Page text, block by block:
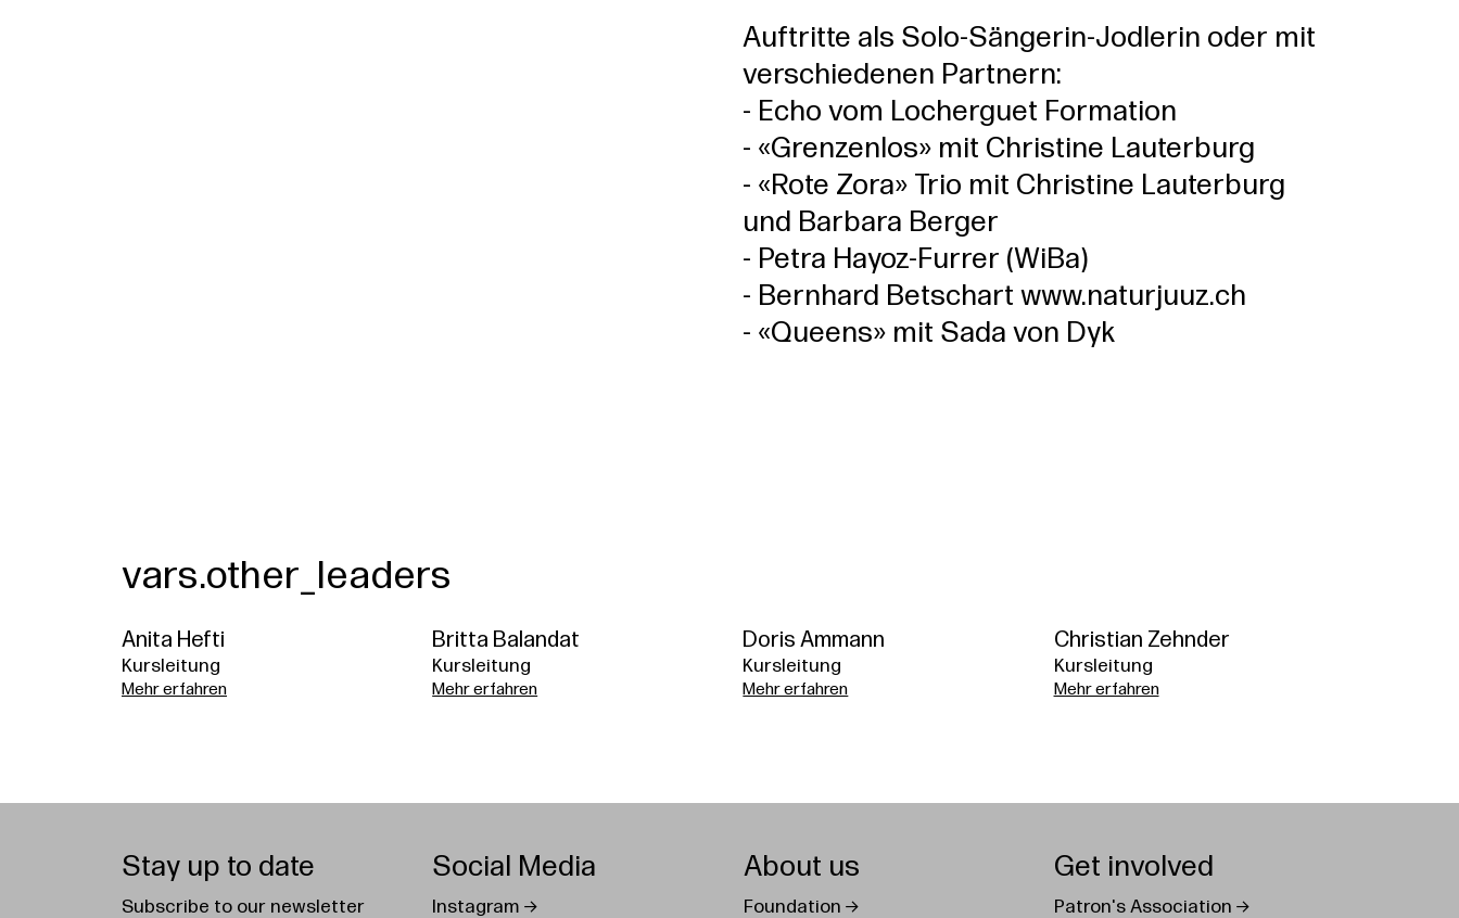
Auftritte als Solo-Sängerin-Jodlerin oder mit
verschiedenen Partnern:
- Echo vom Locherguet Formation
- «Grenzenlos» mit Christine Lauterburg
- «Rote Zora» Trio mit Christine Lauterburg
und Barbara Berger
- Petra Hayoz-Furrer (WiBa)
- Bernhard Betschart www.naturjuuz.ch
- «Queens» mit Sada von Dyk
vars.other_leaders
Anita Hefti
Kursleitung
Mehr erfahren
Britta Balandat
Kursleitung
Mehr erfahren
Doris Ammann
Kursleitung
Mehr erfahren
Christian Zehnder
Kursleitung
Mehr erfahren
Stay up to date
Subscribe to our newsletter
Social Media
Instagram
About us
Foundation
Get involved
Patron's Association